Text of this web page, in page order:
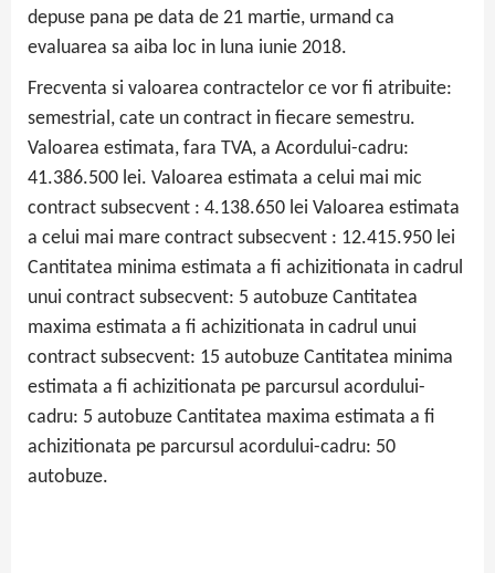
depuse pana pe data de 21 martie, urmand ca
evaluarea sa aiba loc in luna iunie 2018.
Frecventa si valoarea contractelor ce vor fi atribuite:
semestrial, cate un contract in fiecare semestru.
Valoarea estimata, fara TVA, a Acordului-cadru:
41.386.500 lei. Valoarea estimata a celui mai mic
contract subsecvent : 4.138.650 lei Valoarea estimata
a celui mai mare contract subsecvent : 12.415.950 lei
Cantitatea minima estimata a fi achizitionata in cadrul
unui contract subsecvent: 5 autobuze Cantitatea
maxima estimata a fi achizitionata in cadrul unui
contract subsecvent: 15 autobuze Cantitatea minima
estimata a fi achizitionata pe parcursul acordului-
cadru: 5 autobuze Cantitatea maxima estimata a fi
achizitionata pe parcursul acordului-cadru: 50
autobuze.